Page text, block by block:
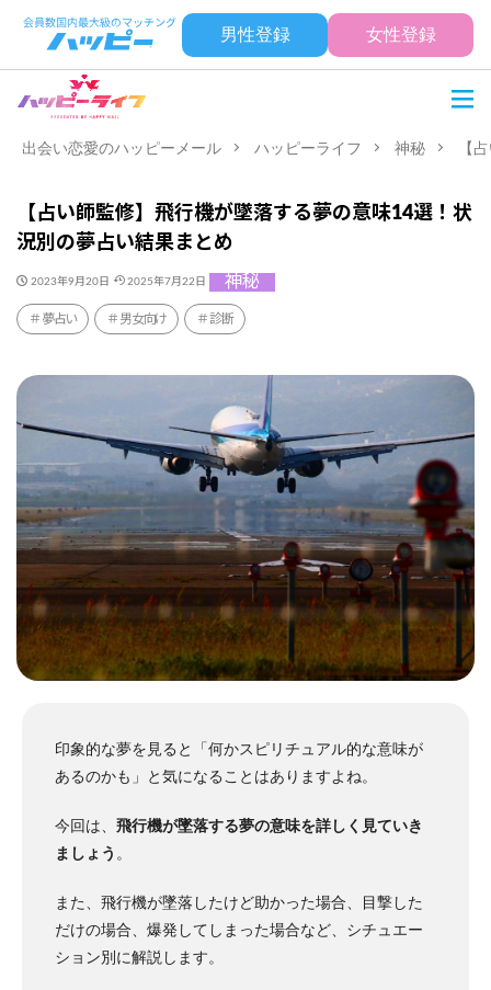
男性登録 女性登録
出会い恋愛のハッピーメール ハッピーライフ 神秘 【
【占い師監修】飛行機が墜落する夢の意味14選！状
況別の夢占い結果まとめ
2023年9月20日 2025年7月22日 神秘
夢占い 男女向け 診断
印象的な夢を見ると「何かスピリチュアル的な意味が
あるのかも」と気になることはありますよね。
今回は、 飛行機が墜落する夢の意味を詳しく見ていき
ましょう 。
また、飛行機が墜落したけど助かった場合、目撃した
だけの場合、爆発してしまった場合など、シチュエー
ション別に解説します。